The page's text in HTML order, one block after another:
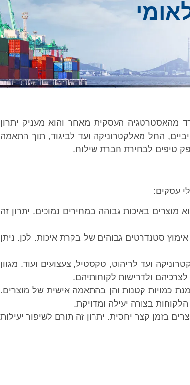
מהאסטרטגיה העסקית מאחר והוא מעניק יתרון
החל מאלקטרוניקה ועד לביגוד, תוך התאמה
טיפים לבחירת חברת שילוח.
עסקים:
מוצרים באיכות גבוהה במחירים נמוכים. יתרון זה
סטנדרטים גבוהים של בקרת איכות. לכן, ניתן
ועד לריהוט, טקסטיל, צעצועים ועוד. מגוון
ולדרישות לקוחותיהם.
כמויות קטנות והן בהתאמה אישית של מוצרים.
בצורה יעילה ומדויקת.
בזמן קצר יחסית. יתרון זה תורם לשיפור יעילות